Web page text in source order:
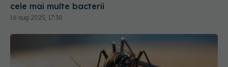
cele mai multe bacterii
16 aug 2025, 17:30